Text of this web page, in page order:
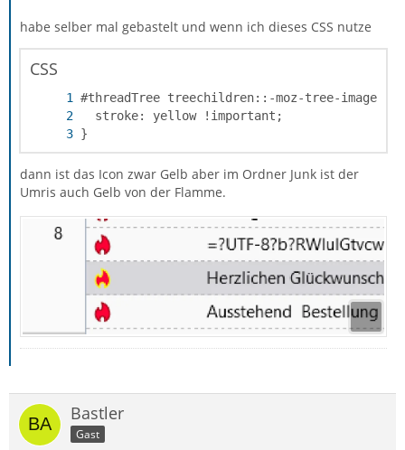
habe selber mal gebastelt und wenn ich dieses CSS nutze
CSS
}
dann ist das Icon zwar Gelb aber im Ordner Junk ist der
Umris auch Gelb von der Flamme.
Bastler
Gast